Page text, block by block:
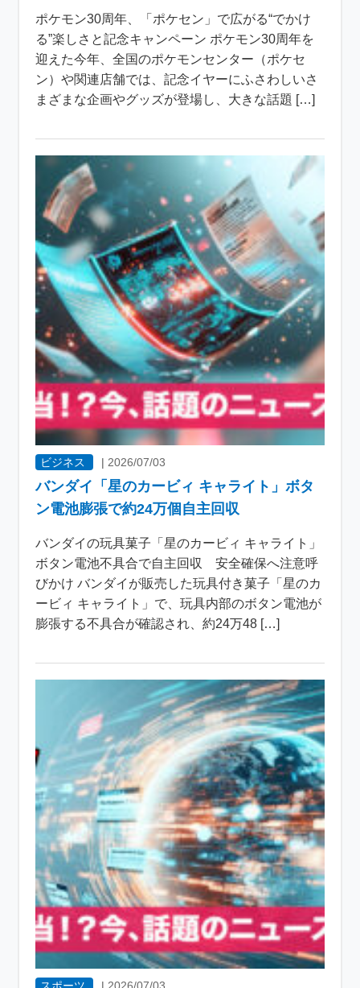
ポケモン30周年、「ポケセン」で広がる“でかけ
る”楽しさと記念キャンペーン ポケモン30周年を
迎えた今年、全国のポケモンセンター（ポケセ
ン）や関連店舗では、記念イヤーにふさわしいさ
まざまな企画やグッズが登場し、大きな話題 […]
ビジネス | 2026/07/03
バンダイ「星のカービィ キャライト」ボタ
ン電池膨張で約24万個自主回収
バンダイの玩具菓子「星のカービィ キャライト」
ボタン電池不具合で自主回収 安全確保へ注意呼
びかけ バンダイが販売した玩具付き菓子「星のカ
ービィ キャライト」で、玩具内部のボタン電池が
膨張する不具合が確認され、約24万48 […]
スポーツ | 2026/07/03